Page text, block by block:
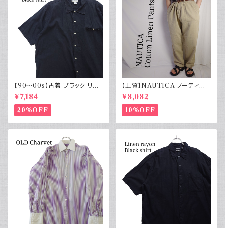
【90～00s】古着 ブラック リネ
ンコットンシャツ 黒 ボックスシ
ルエット
¥7,184
20%OFF
【上質】NAUTICA ノーティカ
コットンリネンパンツ ツータック
¥8,082
10%OFF